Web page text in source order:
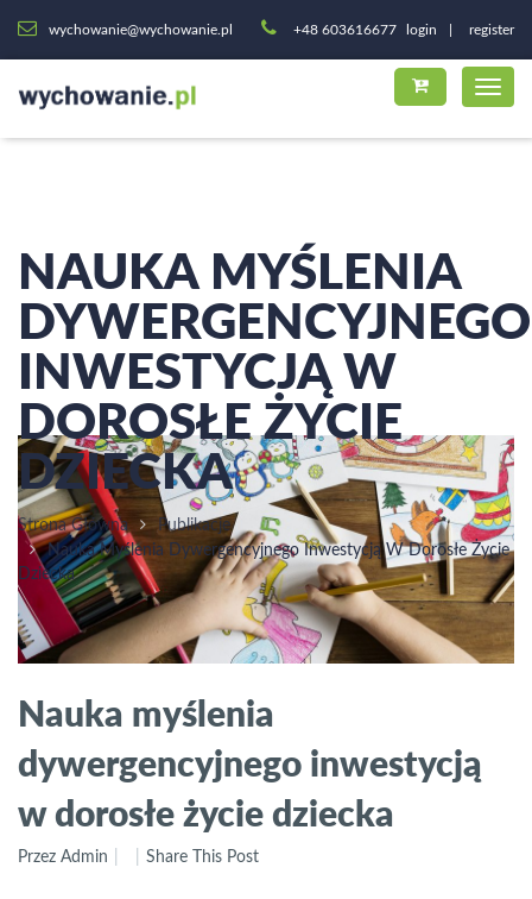
wychowanie@wychowanie.pl +48 603616677 login register
NAUKA MYŚLENIA
DYWERGENCYJNEGO
INWESTYCJĄ W
DOROSŁE ŻYCIE
DZIECKA
Strona Główna
Publikacje
Nauka Myślenia Dywergencyjnego Inwestycją W Dorosłe Życie
Dziecka
Nauka myślenia
dywergencyjnego inwestycją
w dorosłe życie dziecka
Przez Admin Share This Post